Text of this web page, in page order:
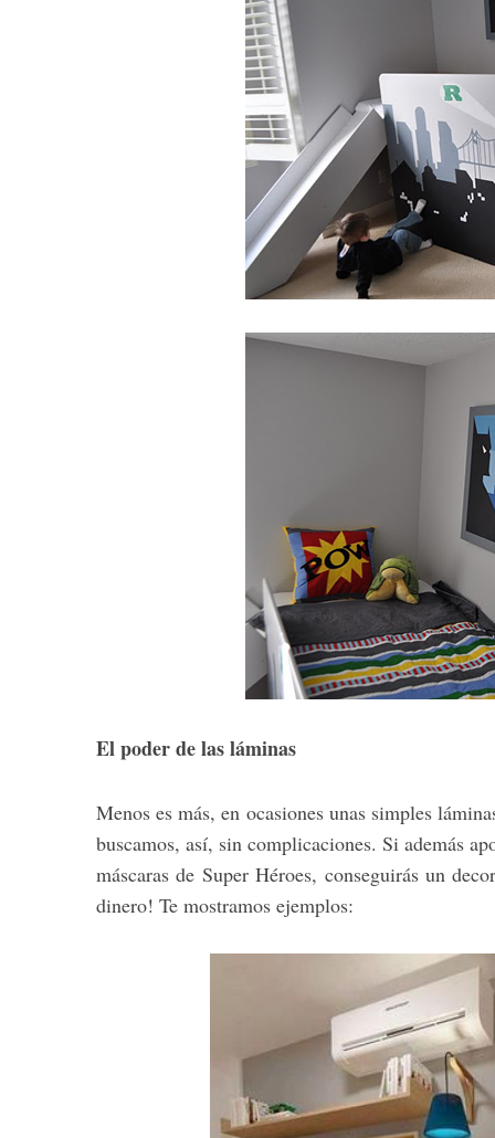
El poder de las láminas
Menos es más, en ocasiones unas simples
buscamos, así, sin complicaciones. Si además
máscaras de Super Héroes, conseguirás un
dinero! Te mostramos ejemplos: